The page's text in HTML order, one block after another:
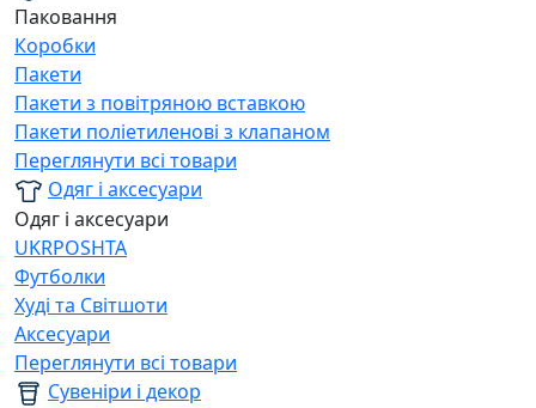
Паковання
Коробки
Пакети
Пакети з повітряною вставкою
Пакети поліетиленові з клапаном
Переглянути всі товари
Одяг і аксесуари
Одяг і аксесуари
UKRPOSHTA
Футболки
Худі та Світшоти
Аксесуари
Переглянути всі товари
Сувеніри і декор